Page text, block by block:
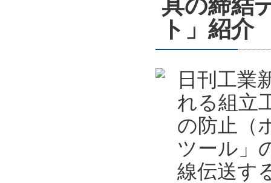
具の締結
ト」紹介
日刊工業
れる組立
の防止（
ツール」
線伝送す